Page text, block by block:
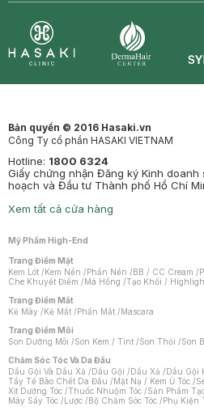
Bản quyền © 2016 Hasaki.vn
Công Ty cổ phần HASAKI VIETNAM
Hotline: 1800 6324
Giấy chứng nhận Đăng ký Kinh doanh
hoạch và Đầu tư Thành phố Hồ Chí
Xem tất cả cửa hàng
Mỹ Phẩm High-End
Trang Điểm Mặt
Kem Lót /Kem Nền /Phấn Nền /BB / CC Cream /
Che Khuyết Điểm /Má Hồng /Tạo Khối /
Trang Điểm Mắt
Kẻ Mày /Kẻ Mắt /Phấn Mắt /Mascara
Trang Điểm Môi
Son Dưỡng Môi /Son Kem / Tint /Son Thỏi /Son
Chăm Sóc Tóc Và Da Đầu
Dầu Gội Và Dầu Xả /Dầu Gội /Dầu Xả /Dầu Gội
Tẩy Tế Bào Chết Da Đầu /Mặt Nạ / Kem Ủ Tóc /
Xịt Dưỡng Tóc /Thuốc Nhuộm Tóc /Sản Phẩm
Máy Sấy Tóc /Lược /Bộ Chăm Sóc Tóc /Phụ Kiện